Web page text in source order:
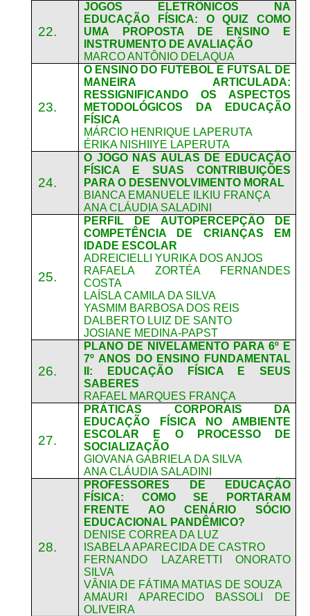
22.
JOGOS ELETRÔNICOS NA
EDUCAÇÃO FÍSICA: O QUIZ COMO
UMA PROPOSTA DE ENSINO E
INSTRUMENTO DE AVALIAÇÃO
MARCO ANTÔNIO DELAQUA
23.
O ENSINO DO FUTEBOL E FUTSAL DE
MANEIRA ARTICULADA:
RESSIGNIFICANDO OS ASPECTOS
METODOLÓGICOS DA EDUCAÇÃO
FÍSICA
MÁRCIO HENRIQUE LAPERUTA
ÉRIKA NISHIIYE LAPERUTA
24.
O JOGO NAS AULAS DE EDUCAÇÃO
FÍSICA E SUAS CONTRIBUIÇÕES
PARA O DESENVOLVIMENTO MORAL
BIANCA EMANUELE ILKIU FRANÇA
ANA CLÁUDIA SALADINI
25.
PERFIL DE AUTOPERCEPÇÃO DE
COMPETÊNCIA DE CRIANÇAS EM
IDADE ESCOLAR
ADREICIELLI YURIKA DOS ANJOS
RAFAELA ZORTÉA FERNANDES
COSTA
LAÍSLA CAMILA DA SILVA
YASMIM BARBOSA DOS REIS
DALBERTO LUIZ DE SANTO
JOSIANE MEDINA-PAPST
26.
PLANO DE NIVELAMENTO PARA 6º E
7º ANOS DO ENSINO FUNDAMENTAL
II: EDUCAÇÃO FÍSICA E SEUS
SABERES
RAFAEL MARQUES FRANÇA
27.
PRÁTICAS CORPORAIS DA
EDUCAÇÃO FÍSICA NO AMBIENTE
ESCOLAR E O PROCESSO DE
SOCIALIZAÇÃO
GIOVANA GABRIELA DA SILVA
ANA CLÁUDIA SALADINI
28.
PROFESSORES DE EDUCAÇÃO
FÍSICA: COMO SE PORTARAM
FRENTE AO CENÁRIO SÓCIO
EDUCACIONAL PANDÊMICO?
DENISE CORREA DA LUZ
ISABELA APARECIDA DE CASTRO
FERNANDO LAZARETTI ONORATO
SILVA
VÂNIA DE FÁTIMA MATIAS DE SOUZA
AMAURI APARECIDO BASSOLI DE
OLIVEIRA